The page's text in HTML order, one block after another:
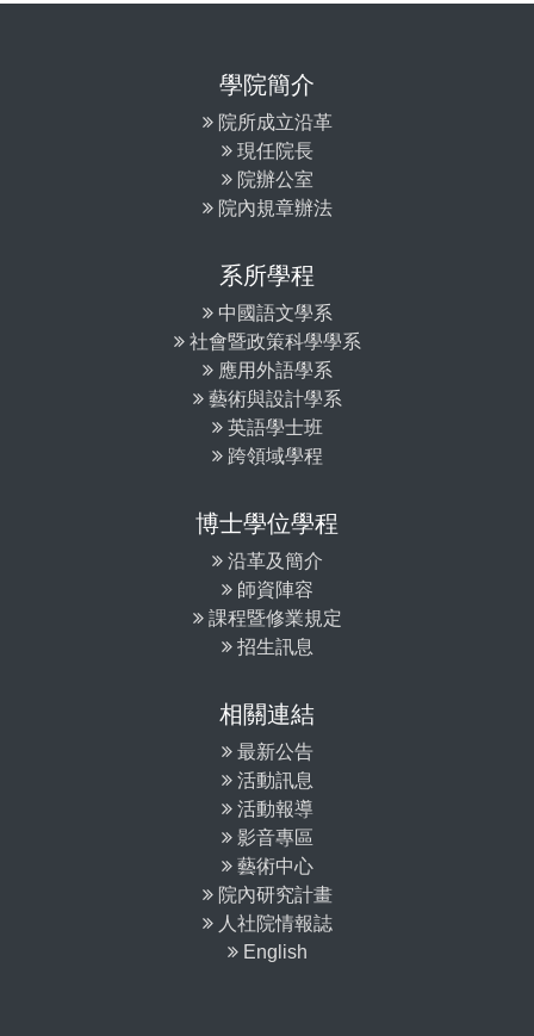
學院簡介
院所成立沿革
現任院長
院辦公室
院內規章辦法
系所學程
中國語文學系
社會暨政策科學學系
應用外語學系
藝術與設計學系
英語學士班
跨領域學程
博士學位學程
沿革及簡介
師資陣容
課程暨修業規定
招生訊息
相關連結
最新公告
活動訊息
活動報導
影音專區
藝術中心
院內研究計畫
人社院情報誌
English